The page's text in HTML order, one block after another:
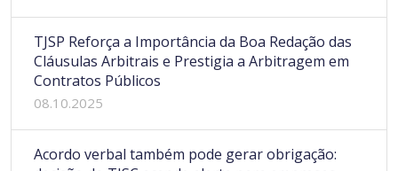
TJSP Reforça a Importância da Boa Redação das
Cláusulas Arbitrais e Prestigia a Arbitragem em
Contratos Públicos
08.10.2025
Acordo verbal também pode gerar obrigação: